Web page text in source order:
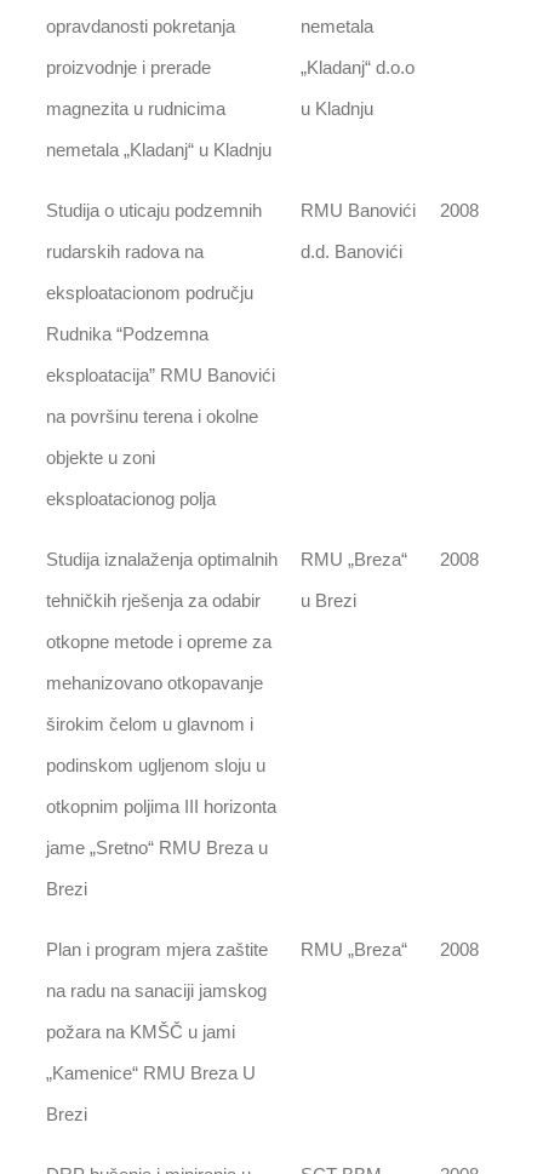
opravdanosti pokretanja
proizvodnje i prerade
magnezita u rudnicima
nemetala „Kladanj“ u Kladnju
nemetala
„Kladanj“ d.o.o
u Kladnju
Studija o uticaju podzemnih
rudarskih radova na
eksploatacionom području
Rudnika “Podzemna
eksploatacija” RMU Banovići
na površinu terena i okolne
objekte u zoni
eksploatacionog polja
RMU Banovići
d.d. Banovići
2008
Studija iznalaženja optimalnih
tehničkih rješenja za odabir
otkopne metode i opreme za
mehanizovano otkopavanje
širokim čelom u glavnom i
podinskom ugljenom sloju u
otkopnim poljima III horizonta
jame „Sretno“ RMU Breza u
Brezi
RMU „Breza“
u Brezi
2008
Plan i program mjera zaštite
na radu na sanaciji jamskog
požara na KMŠČ u jami
„Kamenice“ RMU Breza U
Brezi
RMU „Breza“ 2008